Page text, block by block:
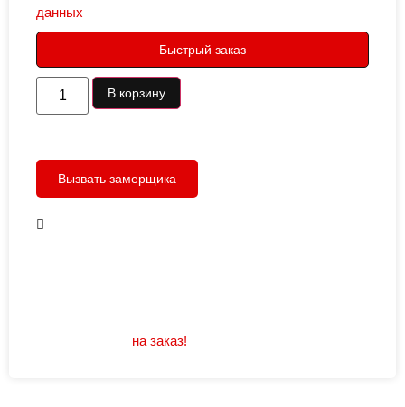
данных
Быстрый заказ
В корзину
Вызвать замерщика
на заказ!